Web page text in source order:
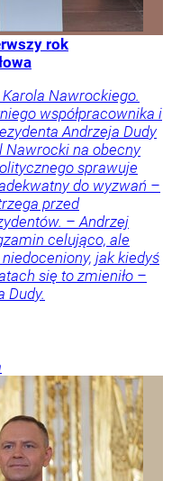
rok
Nawrockiego.
współpracownika i
Andrzeja Dudy
Nawrocki na obecny
sprawuje
do wyzwań –
przed
– Andrzej
celująco, ale
jak kiedyś
się to zmieniło –
Dudy.